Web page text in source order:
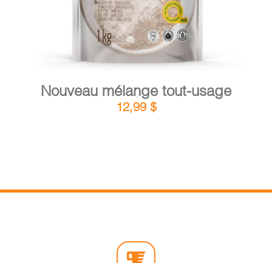
Nouveau mélange tout-usage
12,99 $